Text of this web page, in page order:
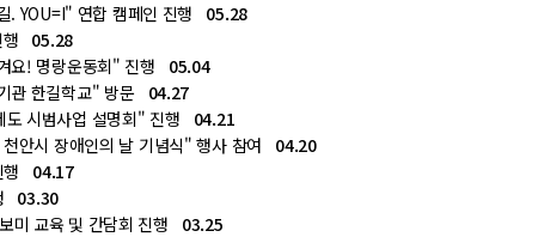
. YOU=I" 연합 캠페인 진행 05.28
행 05.28
요! 명랑운동회" 진행 05.04
관 한길학교" 방문 04.27
시범사업 설명회" 진행 04.21
안시 장애인의 날 기념식" 행사 참여 04.20
행 04.17
03.30
미 교육 및 간담회 진행 03.25